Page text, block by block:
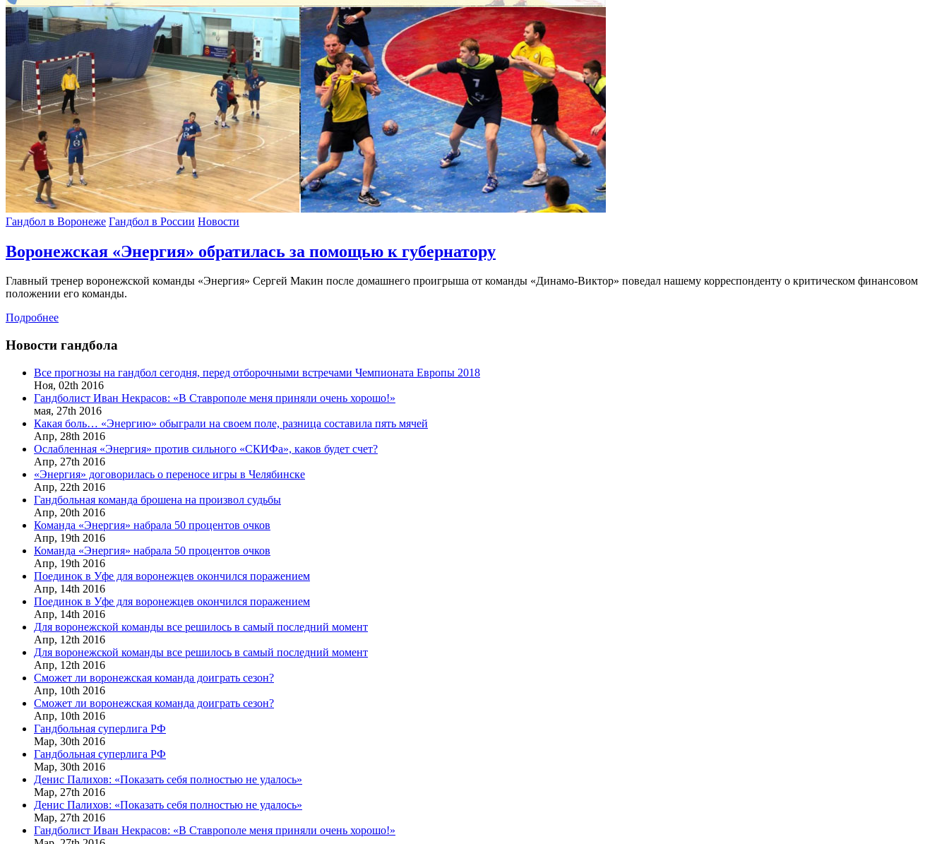
Гандбол в Воронеже Гандбол в России Новости
Воронежская «Энергия» обратилась за помощью к губернатору
Главный тренер воронежской команды «Энергия» Сергей Макин после домашнего проигрыша от команды «Динамо-Виктор» поведал нашему корреспонденту о критическом финансовом
положении его команды.
Подробнее
Новости гандбола
Все прогнозы на гандбол сегодня, перед отборочными встречами Чемпионата Европы 2018
Ноя, 02th 2016
Гандболист Иван Некрасов: «В Ставрополе меня приняли очень хорошо!»
мая, 27th 2016
Какая боль… «Энергию» обыграли на своем поле, разница составила пять мячей
Апр, 28th 2016
Ослабленная «Энергия» против сильного «СКИФа», каков будет счет?
Апр, 27th 2016
«Энергия» договорилась о переносе игры в Челябинске
Апр, 22th 2016
Гандбольная команда брошена на произвол судьбы
Апр, 20th 2016
Команда «Энергия» набрала 50 процентов очков
Апр, 19th 2016
Команда «Энергия» набрала 50 процентов очков
Апр, 19th 2016
Поединок в Уфе для воронежцев окончился поражением
Апр, 14th 2016
Поединок в Уфе для воронежцев окончился поражением
Апр, 14th 2016
Для воронежской команды все решилось в самый последний момент
Апр, 12th 2016
Для воронежской команды все решилось в самый последний момент
Апр, 12th 2016
Сможет ли воронежская команда доиграть сезон?
Апр, 10th 2016
Сможет ли воронежская команда доиграть сезон?
Апр, 10th 2016
Гандбольная суперлига РФ
Мар, 30th 2016
Гандбольная суперлига РФ
Мар, 30th 2016
Денис Палихов: «Показать себя полностью не удалось»
Мар, 27th 2016
Денис Палихов: «Показать себя полностью не удалось»
Мар, 27th 2016
Гандболист Иван Некрасов: «В Ставрополе меня приняли очень хорошо!»